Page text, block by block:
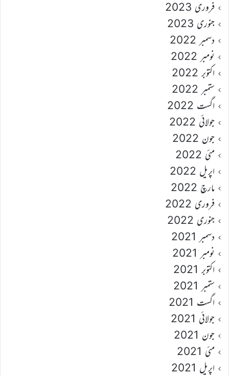
فروری 2023
جنوری 2023
دسمبر 2022
نومبر 2022
اکتوبر 2022
ستمبر 2022
اگست 2022
جولائی 2022
جون 2022
مئی 2022
اپریل 2022
مارچ 2022
فروری 2022
جنوری 2022
دسمبر 2021
نومبر 2021
اکتوبر 2021
ستمبر 2021
اگست 2021
جولائی 2021
جون 2021
مئی 2021
اپریل 2021